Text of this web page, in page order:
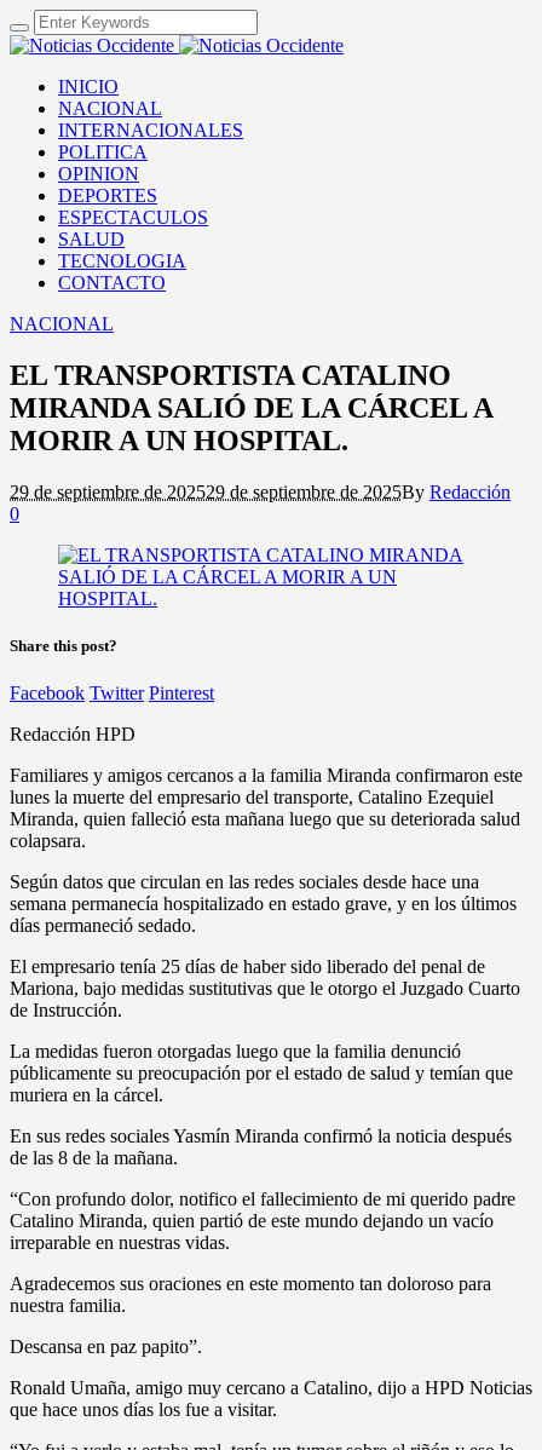
INICIO
NACIONAL
INTERNACIONALES
POLITICA
OPINION
DEPORTES
ESPECTACULOS
SALUD
TECNOLOGIA
CONTACTO
NACIONAL
EL TRANSPORTISTA CATALINO
MIRANDA SALIÓ DE LA CÁRCEL A
MORIR A UN HOSPITAL.
29 de septiembre de 202529 de septiembre de 2025By Redacción
0
Share this post?
Facebook Twitter Pinterest
Redacción HPD
Familiares y amigos cercanos a la familia Miranda confirmaron este
lunes la muerte del empresario del transporte, Catalino Ezequiel
Miranda, quien falleció esta mañana luego que su deteriorada salud
colapsara.
Según datos que circulan en las redes sociales desde hace una
semana permanecía hospitalizado en estado grave, y en los últimos
días permaneció sedado.
El empresario tenía 25 días de haber sido liberado del penal de
Mariona, bajo medidas sustitutivas que le otorgo el Juzgado Cuarto
de Instrucción.
La medidas fueron otorgadas luego que la familia denunció
públicamente su preocupación por el estado de salud y temían que
muriera en la cárcel.
En sus redes sociales Yasmín Miranda confirmó la noticia después
de las 8 de la mañana.
“Con profundo dolor, notifico el fallecimiento de mi querido padre
Catalino Miranda, quien partió de este mundo dejando un vacío
irreparable en nuestras vidas.
Agradecemos sus oraciones en este momento tan doloroso para
nuestra familia.
Descansa en paz papito”.
Ronald Umaña, amigo muy cercano a Catalino, dijo a HPD Noticias
que hace unos días los fue a visitar.